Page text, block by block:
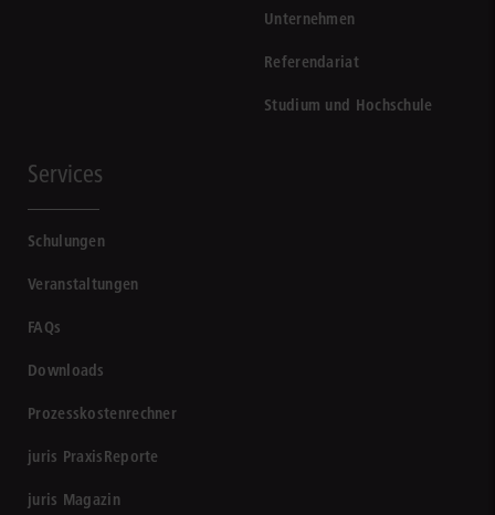
Unternehmen
Referendariat
Studium und Hochschule
Services
Schulungen
Veranstaltungen
FAQs
Downloads
Prozesskostenrechner
juris PraxisReporte
juris Magazin